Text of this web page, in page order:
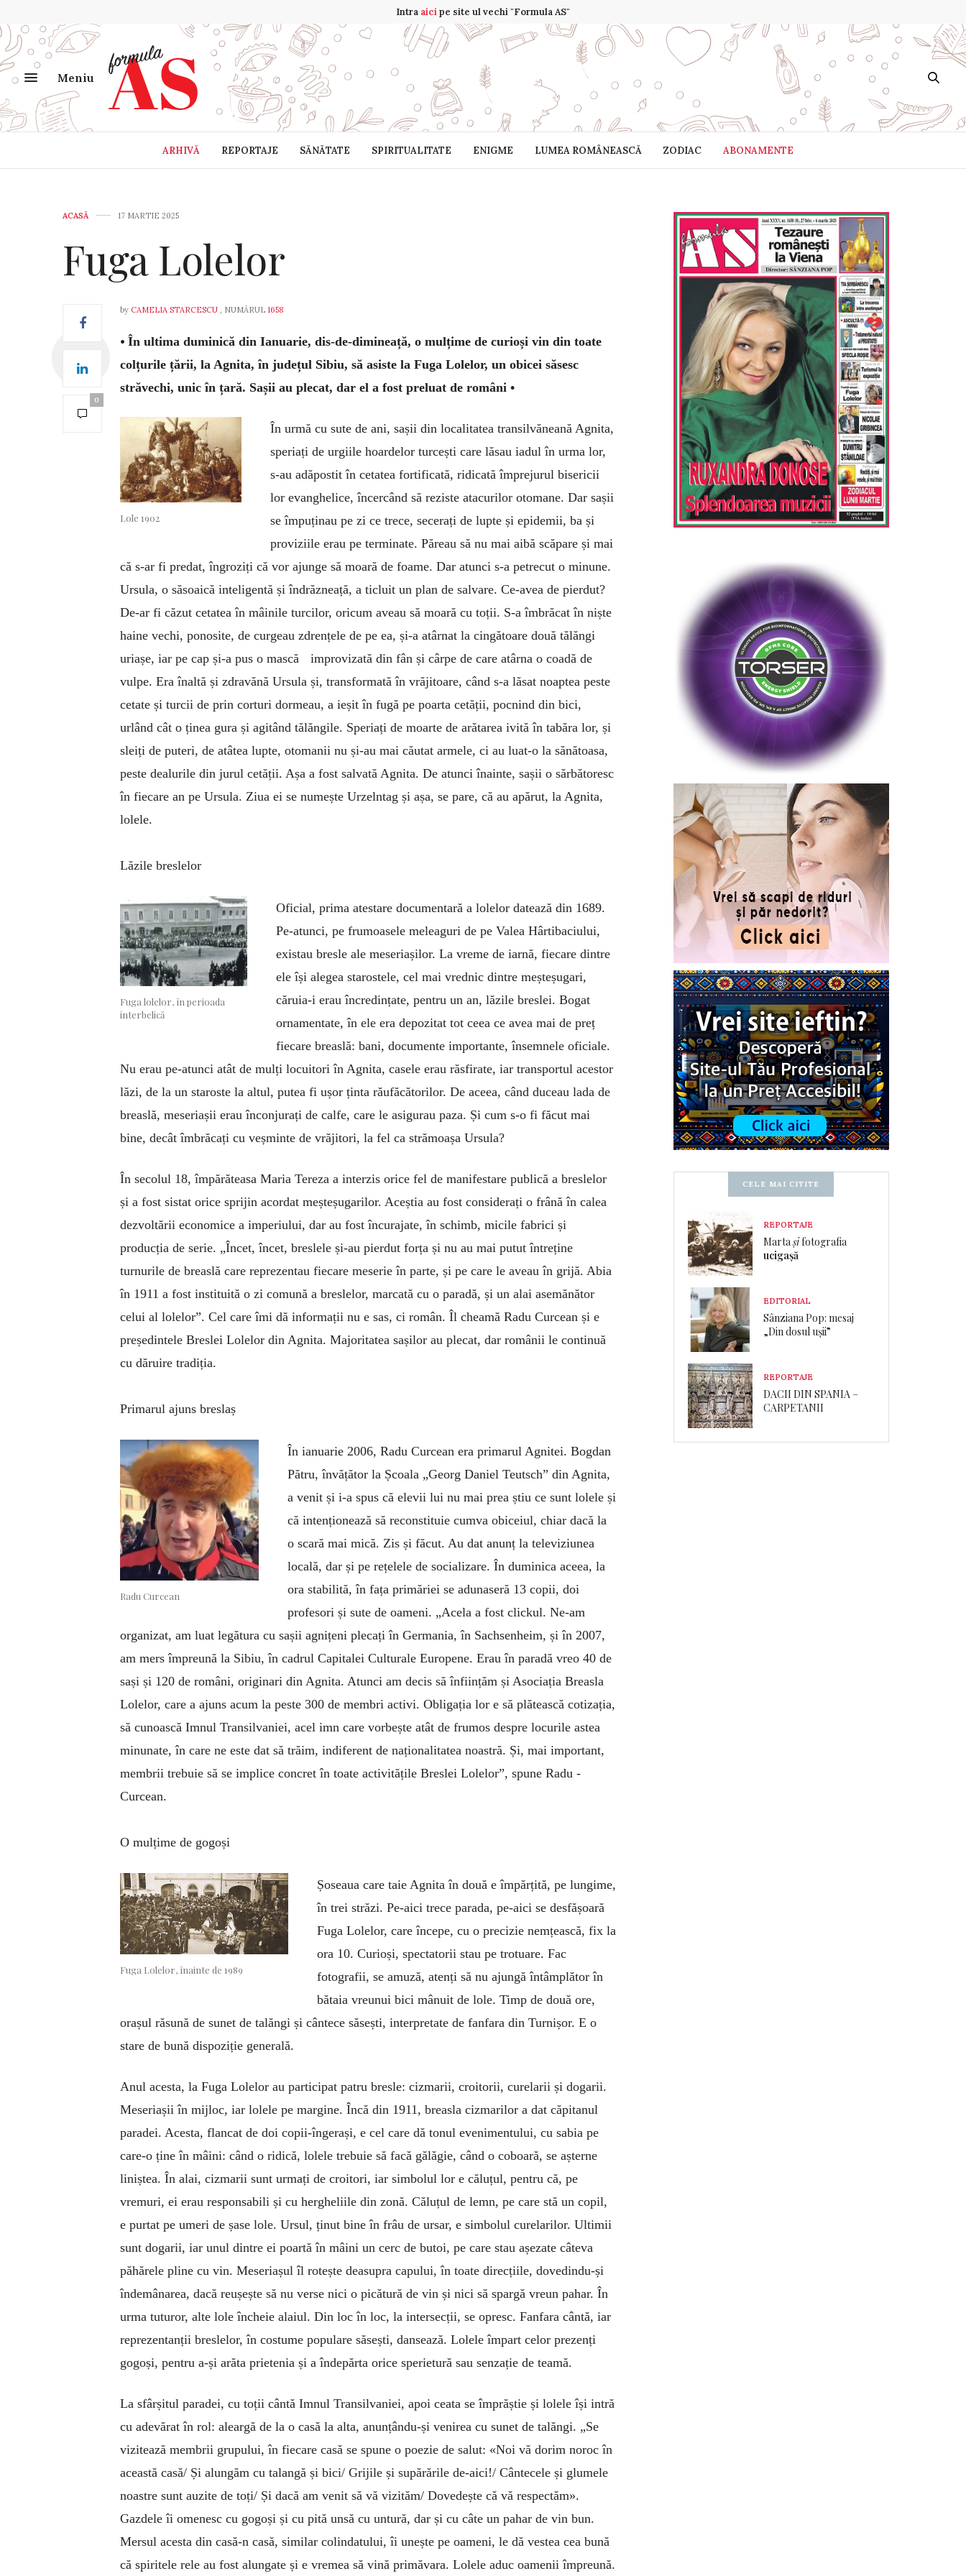
Intra aicipe site ul vechi "Formula AS"
Meniu
ARHIVĂ REPORTAJE SĂNĂTATE SPIRITUALITATE ENIGME LUMEA ROMÂNEASCĂ ZODIAC ABONAMENTE
ACASĂ 17 MARTIE 2025
Fuga Lolelor
0
by CAMELIA STARCESCU , NUMĂRUL 1658
• În ultima duminică din Ianuarie, dis-de-di­mineață, o mulțime de curioși vin din toate
colțurile țării, la Agnita, în județul Sibiu, să asiste la Fuga Lolelor, un obicei săsesc
străvechi, unic în țară. Sașii au plecat, dar el a fost preluat de români •
Lole 1902
În urmă cu sute de ani, sașii din localitatea transilvăneană Agnita,
speriați de urgiile hoardelor turcești care lăsau iadul în urma lor,
s-au adăpostit în cetatea fortificată, ridicată împrejurul bisericii
lor evanghelice, încercând să reziste atacurilor otomane. Dar sașii
se împuținau pe zi ce trece, secerați de lupte și epidemii, ba și
proviziile erau pe terminate. Păreau să nu mai aibă scăpare și mai
că s-ar fi predat, îngroziți că vor ajunge să moară de foame. Dar atunci s-a petrecut o minune.
Ursula, o săsoaică inteligentă și îndrăzneață, a ticluit un plan de salvare. Ce-avea de pierdut?
De-ar fi căzut cetatea în mâinile turcilor, oricum aveau să moară cu toții. S-a îmbrăcat în niște
haine vechi, ponosite, de curgeau zdrențele de pe ea, și-a atârnat la cingătoare do­uă tălăngi
uriașe, iar pe cap și-a pus o mască improvizată din fân și cârpe de care atârna o coadă de
vulpe. Era înaltă și zdravănă Ursula și, transformată în vrăjitoare, când s-a lăsat noap­tea peste
cetate și turcii de prin corturi dormeau, a ieșit în fugă pe poarta cetății, pocnind din bici,
urlând cât o ținea gura și agitând tălăngile. Speriați de moarte de arătarea ivită în tabăra lor, și
sleiți de puteri, de atâtea lupte, otomanii nu și-au mai căutat armele, ci au luat-o la sănătoasa,
peste dealurile din jurul cetății. Așa a fost salvată Agnita. De atunci înainte, sașii o sărbătoresc
în fiecare an pe Ursula. Ziua ei se numește Urzelntag și așa, se pare, că au apărut, la Agnita,
lolele.
Lăzile breslelor
Fuga lolelor, în perioada
interbelică
Oficial, prima atestare documentară a lolelor datează din 1689.
Pe-atunci, pe frumoasele meleaguri de pe Valea Hârtibaciului,
existau bresle ale meseriașilor. La vreme de iarnă, fiecare dintre
ele își alegea starostele, cel mai vrednic dintre meșteșugari,
căruia-i erau încredințate, pentru un an, lăzile breslei. Bogat
ornamentate, în ele era depozitat tot ceea ce avea mai de preț
fiecare breaslă: bani, documente importante, însemnele oficiale.
Nu erau pe-atunci atât de mulți locuitori în Agnita, casele erau răsfirate, iar transportul acestor
lăzi, de la un staroste la altul, putea fi ușor ținta răufăcătorilor. De aceea, când duceau lada de
breaslă, meseriașii erau înconjurați de calfe, care le asigurau paza. Și cum s-o fi făcut mai
bine, decât îmbrăcați cu veșminte de vrăjitori, la fel ca strămoașa ­Ursula?
În secolul 18, împărăteasa Maria Tereza a interzis orice fel de manifestare publică a breslelor
și a fost sistat orice sprijin acordat meșteșugarilor. Aceștia au fost considerați o frână în calea
dezvoltării economice a imperiului, dar au fost încurajate, în schimb, micile fabrici și
producția de serie. „Încet, încet, breslele și-au pierdut forța și nu au mai putut întreține
turnurile de breaslă care reprezentau fiecare meserie în parte, și pe care le aveau în grijă. Abia
în 1911 a fost instituită o zi comună a breslelor, marcată cu o paradă, și un alai asemănător
celui al lolelor”. Cel care îmi dă informații nu e sas, ci român. Îl cheamă Radu Curcean și e
președintele Breslei Lolelor din Agnita. Majoritatea sașilor au plecat, dar românii le continuă
cu dăruire tradiția.
Primarul ajuns breslaș
Radu Curcean
În ianuarie 2006, Radu Curcean era primarul Agnitei. Bogdan
Pătru, învățător la Școala „Georg Daniel Teutsch” din Agnita,
a venit și i-a spus că elevii lui nu mai prea știu ce sunt lolele și
că intenționează să reconstituie cumva obiceiul, chiar dacă la
o scară mai mică. Zis și făcut. Au dat anunț la televiziunea
locală, dar și pe rețelele de socializare. În duminica aceea, la
ora stabilită, în fața primăriei se adunaseră 13 copii, doi
profesori și sute de oameni. „Acela a fost clickul. Ne-am
organizat, am luat legătura cu sașii agnițeni plecați în Germania, în Sachsenheim, și în 2007,
am mers împreună la Sibiu, în cadrul Capitalei Culturale Europene. Erau în paradă vreo 40 de
sași și 120 de români, originari din Agnita. Atunci am decis să înființăm și Asociația Breasla
Lolelor, care a ajuns acum la peste 300 de membri activi. Obligația lor e să plătească cotizația,
să cunoască Imnul Transilvaniei, acel imn care vorbește atât de frumos despre locurile astea
minunate, în care ne este dat să trăim, indiferent de naționalitatea noastră. Și, mai important,
membrii trebuie să se implice concret în toate activitățile Breslei ­Lolelor”, spune Radu ­
Curcean.
O mulțime de gogoși
Fuga Lolelor, înainte de 1989
Șoseaua care taie Agnita în două e împărțită, pe lungime,
în trei străzi. Pe-aici trece parada, pe-aici se desfășoară
Fuga Lolelor, care începe, cu o precizie nemțească, fix la
ora 10. Curioși, spectatorii stau pe trotuare. Fac
fotografii, se amuză, atenți să nu ajungă întâmplător în
bătaia vreunui bici mânuit de lole. Timp de două ore,
orașul răsună de sunet de talăngi și cântece săsești, interpretate de fanfara din Turnișor. E o
stare de bună dispoziție generală.
Anul acesta, la Fuga Lolelor au participat patru bresle: cizmarii, croitorii, curelarii și dogarii.
Meseriașii în mijloc, iar lolele pe margine. Încă din 1911, breasla cizmarilor a dat căpitanul
paradei. Acesta, flancat de doi copii-îngerași, e cel care dă tonul evenimentului, cu sabia pe
care-o ține în mâini: când o ridică, lolele trebuie să facă gălăgie, când o coboară, se așterne
liniștea. În alai, cizmarii sunt urmați de croitori, iar simbolul lor e căluțul, pentru că, pe
vremuri, ei erau responsabili și cu hergheliile din zonă. Căluțul de lemn, pe care stă un copil,
e purtat pe umeri de șase lole. Ursul, ținut bine în frâu de ursar, e simbolul curelarilor. Ultimii
sunt dogarii, iar unul dintre ei poartă în mâini un cerc de butoi, pe care stau așezate câteva
păhărele pline cu vin. Meseriașul îl rotește deasupra capului, în toate direcțiile, dovedindu-și
îndemânarea, dacă reușește să nu verse nici o picătură de vin și nici să spargă vreun pahar. În
urma tuturor, alte lole încheie alaiul. Din loc în loc, la intersecții, se opresc. Fanfara cântă, iar
reprezentanții breslelor, în costume populare săsești, dansează. Lolele împart celor prezenți
gogoși, pentru a-și arăta prietenia și a îndepărta orice sperietură sau senzație de teamă.
La sfârșitul paradei, cu toții cântă Imnul Transilvaniei, apoi ceata se împrăștie și lolele își intră
cu adevărat în rol: aleargă de la o casă la alta, anunțându-și venirea cu sunet de talăngi. „Se
vizitează membrii grupului, în fiecare casă se spune o poezie de salut: «Noi vă dorim noroc în
această casă/ Și alungăm cu talangă și bici/ Grijile și supărările de-aici!/ Cântecele și glumele
noastre sunt auzite de toți/ Și dacă am venit să vă vizităm/ Dovedește că vă respectăm».
Gazdele îi omenesc cu gogoși și cu pită unsă cu untură, dar și cu câte un pahar de vin bun.
Mersul acesta din casă-n casă, similar colindatului, îi unește pe oameni, le dă vestea cea bună
că spiritele rele au fost alungate și e vremea să vină primăvara. Lolele aduc oamenii împreună.
CELE MAI CITITE
REPORTAJE
Martașifotografia
ucigașă
EDITORIAL
Sânziana Pop: mesaj
„Din dosul ușii”
REPORTAJE
DACII DIN SPANIA –
CARPETANII